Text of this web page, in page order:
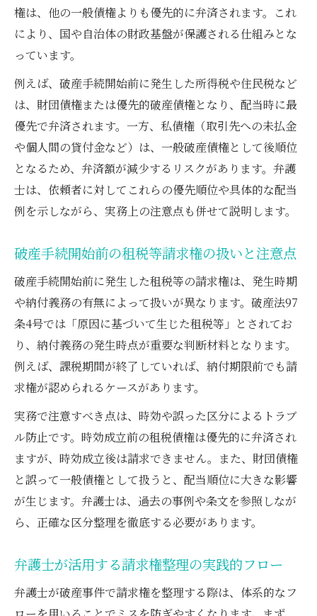
権は、他の一般債権よりも優先的に弁済されます。これ
により、国や自治体の財政基盤が保護される仕組みとな
っています。
例えば、破産手続開始前に発生した所得税や住民税など
は、財団債権または優先的破産債権となり、配当時に最
優先で弁済されます。一方、私債権（取引先への未払金
や個人間の貸付金など）は、一般破産債権として後順位
となるため、弁済額が減少するリスクがあります。弁護
士は、依頼者に対してこれらの優先順位や具体的な配当
例を示しながら、実務上の注意点も併せて説明します。
破産手続開始前の租税等請求権の扱いと注意点
破産手続開始前に発生した租税等の請求権は、発生時期
や納付義務の有無によって扱いが異なります。破産法97
条4号では「原因に基づいて生じた租税等」とされてお
り、納付義務の発生時点が重要な判断材料となります。
例えば、課税期間が終了していれば、納付期限前でも請
求権が認められるケースがあります。
実務で注意すべき点は、時効や誤った区分によるトラブ
ル防止です。時効成立前の租税債権は優先的に弁済され
ますが、時効成立後は請求できません。また、財団債権
と誤って一般債権として扱うと、配当順位に大きな影響
が生じます。弁護士は、過去の事例や条文を参照しなが
ら、正確な区分整理を徹底する必要があります。
弁護士が活用する請求権整理の実践的フロー
弁護士が破産事件で請求権を整理する際は、体系的なフ